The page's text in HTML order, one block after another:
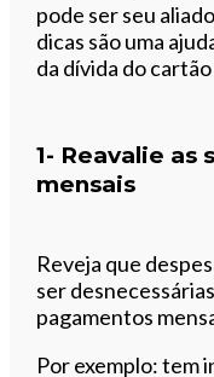
pode ser seu
dicas são uma
da dívida do
1- Reavalie as
mensais
Reveja que
ser
pagamentos
Por exemplo: tem